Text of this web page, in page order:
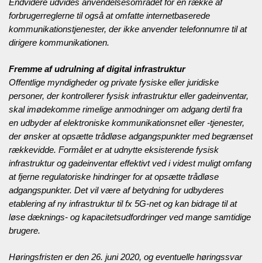
Endvidere udvides anvendelsesområdet for en række af
forbrugerreglerne til også at omfatte internetbaserede
kommunikationstjenester, der ikke anvender telefonnumre til at
dirigere kommunikationen.
Fremme af udrulning af digital infrastruktur
Offentlige myndigheder og private fysiske eller juridiske
personer, der kontrollerer fysisk infrastruktur eller gadeinventar,
skal imødekomme rimelige anmodninger om adgang dertil fra
en udbyder af elektroniske kommunikationsnet eller -tjenester,
der ønsker at opsætte trådløse adgangspunkter med begrænset
rækkevidde. Formålet er at udnytte eksisterende fysisk
infrastruktur og gadeinventar effektivt ved i videst muligt omfang
at fjerne regulatoriske hindringer for at opsætte trådløse
adgangspunkter. Det vil være af betydning for udbyderes
etablering af ny infrastruktur til fx 5G-net og kan bidrage til at
løse dæknings- og kapacitetsudfordringer ved mange samtidige
brugere.
Høringsfristen er den 26. juni 2020, og eventuelle høringssvar